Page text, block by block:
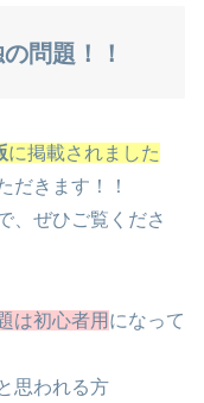
問題！！
に掲載されました
だきます！！
、ぜひご覧くださ
は初心者用 になって
思われる方